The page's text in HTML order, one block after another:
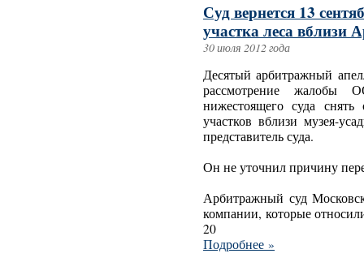
Суд вернется 13
участка леса вблизи
30 июля 2012 года
Десятый арбитражный
рассмотрение жалобы
нижестоящего суда
участков вблизи музея-
представитель суда.
Он не уточнил причину
Арбитражный суд
компании, которые
20
Подробнее »